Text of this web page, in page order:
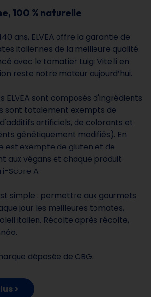
100 % naturelle
ans, ELVEA offre la garantie de
italiennes de la meilleure qualité.
avec le tomatier Luigi Vitelli en
reste notre moteur aujourd’hui.
ELVEA sont composés d'ingrédients
sont totalement exempts de
artificiels, de colorants et
génétiquement modifiés). En
est exempte de gluten et de
aux végans et chaque produit
Score A.
simple : permettre aux gourmets
jour les meilleures tomates,
italien. Récolte après récolte,
déposée de CBG.
>